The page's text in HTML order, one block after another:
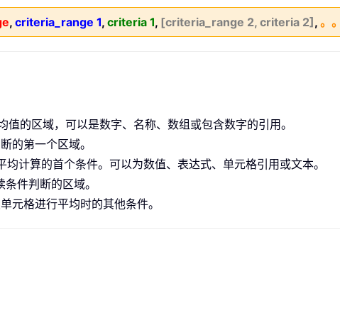
, criteria_range 1, criteria 1, [criteria_range 2, criteria 2] , 。
值的区域，可以是数字、名称、数组或包含数字的引用。
的第一个区域。
均计算的首个条件。可以为数值、表达式、单元格引用或文本。
条件判断的区域。
元格进行平均时的其他条件。